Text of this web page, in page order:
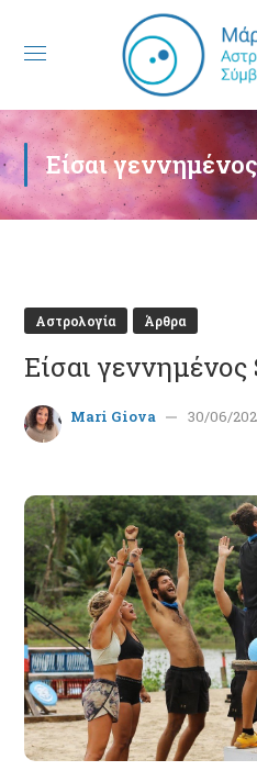
Είσαι
Αστρολογία Άρθρα
Είσαι
Mari Giova 30/06/